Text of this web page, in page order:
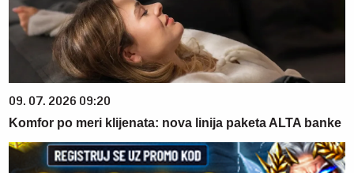
09. 07. 2026 09:20
Komfor po meri klijenata: nova linija paketa ALTA banke